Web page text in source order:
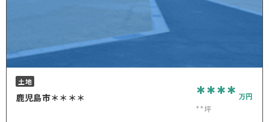
土地
鹿児島市＊＊＊＊ **** 万円
**坪